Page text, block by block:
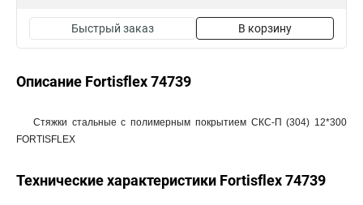
Быстрый заказ В корзину
Описание Fortisflex 74739
Стяжки стальные с полимерным покрытием СКС-П (304) 12*300
FORTISFLEX
Технические характеристики Fortisflex 74739